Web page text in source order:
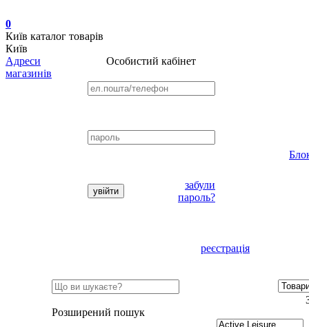
0
Київ каталог товарів
Київ
Адреси
магазинів
Особистий кабінет
забули
пароль?
реєстрація
Розширений пошук